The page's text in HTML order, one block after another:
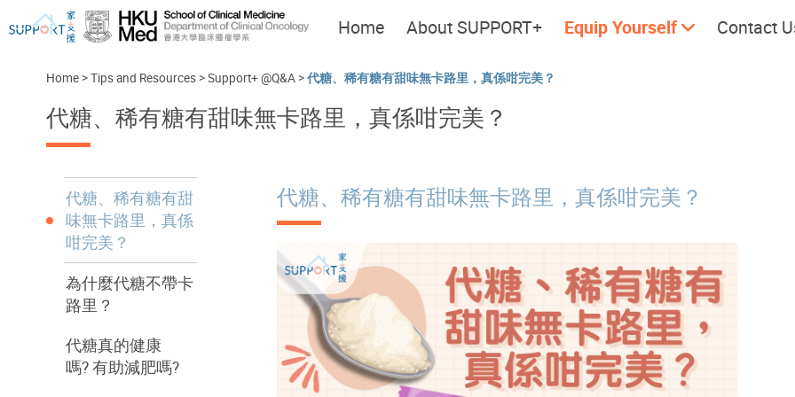
Home About SUPPORT+ Equip Yourself
cancer...
every day.
Contact
Home >Tips and Resources >Support+ @Q&A >代糖、稀有糖有甜味無卡路里，真係咁完美？
代糖、稀有糖有甜味無卡路里，真係咁完美？
代糖、稀有糖有甜
味無卡路里，真係
咁完美？
為什麼代糖不帶卡
路里？
代糖真的健康
嗎? 有助減肥嗎?
代糖、稀有糖有甜味無卡路里，真係咁完美？